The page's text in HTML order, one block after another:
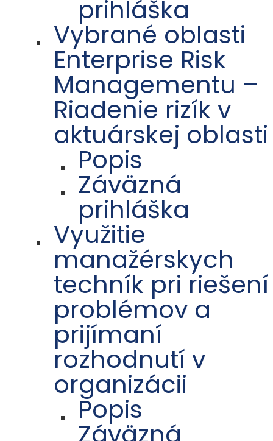
prihláška
Vybrané oblasti
Enterprise Risk
Managementu –
Riadenie rizík v
aktuárskej oblasti
Popis
Záväzná
prihláška
Využitie
manažérskych
techník pri riešení
problémov a
prijímaní
rozhodnutí v
organizácii
Popis